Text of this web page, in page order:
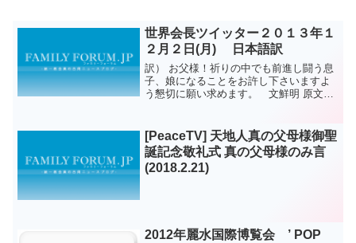
世界会長ツイッター２０１３年１
２月２日(月) 日本語訳
訳） お父様！祈りの中でも前進し闘う息
子、娘になることをお許し下さいますよ
う懇切に願い求めます。 文鮮明 原文）
[PeaceTV] 天地人真の父母様御聖
誕記念敬礼式 真の父母様のみ言
(2018.2.21)
2012年麗水国際博覧会 ’ POP